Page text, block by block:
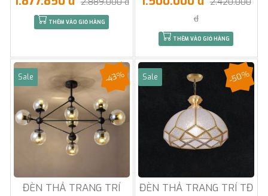
THÊM VÀO GIỎ HÀNG
đ
THÊM VÀO GIỎ HÀNG
Sale
ĐÈN THẢ TRANG TRÍ
-43% Sale
ĐÈN THẢ TRANG TRÍ TĐ
-50%